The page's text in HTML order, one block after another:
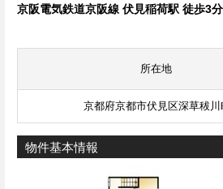
京阪電気鉄道京阪線 伏見稲荷駅 徒歩3分
所在地
京都府京都市伏見区深草秡川
物件基本情報